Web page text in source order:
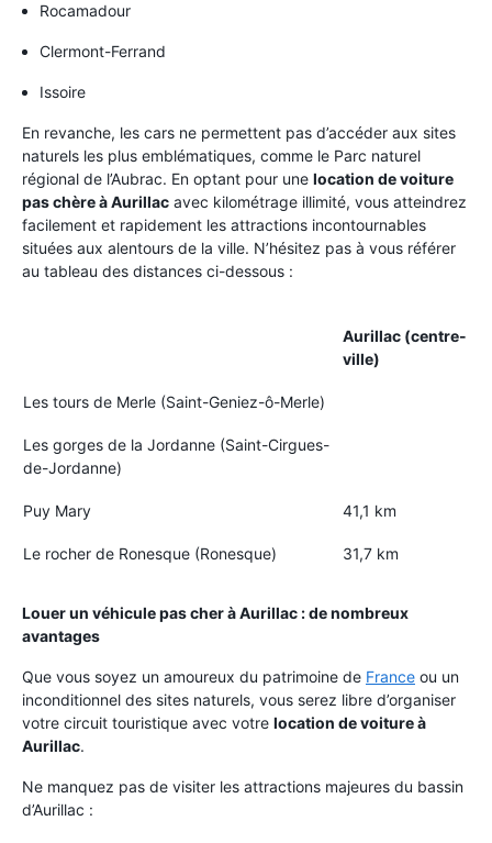
Rocamadour
Clermont-Ferrand
Issoire
En revanche, les cars ne permettent pas d’accéder aux sites
naturels les plus emblématiques, comme le Parc naturel
régional de l’Aubrac. En optant pour une location de voiture
pas chère à Aurillac avec kilométrage illimité, vous atteindrez
facilement et rapidement les attractions incontournables
situées aux alentours de la ville. N’hésitez pas à vous référer
au tableau des distances ci-dessous :
Aurillac (centre-
ville)
Les tours de Merle (Saint-Geniez-ô-Merle)
Les gorges de la Jordanne (Saint-Cirgues-
de-Jordanne)
Puy Mary 41,1 km
Le rocher de Ronesque (Ronesque) 31,7 km
Louer un véhicule pas cher à Aurillac : de nombreux
avantages
Que vous soyez un amoureux du patrimoine de France ou un
inconditionnel des sites naturels, vous serez libre d’organiser
votre circuit touristique avec votre location de voiture à
Aurillac.
Ne manquez pas de visiter les attractions majeures du bassin
d’Aurillac :